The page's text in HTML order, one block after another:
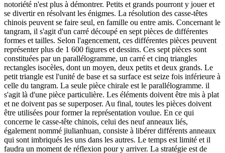
notoriété n'est plus à démontrer. Petits et grands pourront y jouer et
se divertir en résolvant les énigmes. La résolution des casse-têtes
chinois peuvent se faire seul, en famille ou entre amis. Concernant le
tangram, il s'agit d'un carré découpé en sept pièces de différentes
formes et tailles. Selon l'agencement, ces différentes pièces peuvent
représenter plus de 1 600 figures et dessins. Ces sept pièces sont
constituées par un parallélogramme, un carré et cinq triangles
rectangles isocèles, dont un moyen, deux petits et deux grands. Le
petit triangle est l'unité de base et sa surface est seize fois inférieure à
celle du tangram. La seule pièce chirale est le parallélogramme. il
s'agit là d'une pièce particulière. Les éléments doivent être mis à plat
et ne doivent pas se superposer. Au final, toutes les pièces doivent
être utilisées pour former la représentation voulue. En ce qui
concerne le casse-tête chinois, celui des neuf anneaux liés,
également nommé jiulianhuan, consiste à libérer différents anneaux
qui sont imbriqués les uns dans les autres. Le temps est limité et il
faudra un moment de réflexion pour y arriver. La stratégie est de